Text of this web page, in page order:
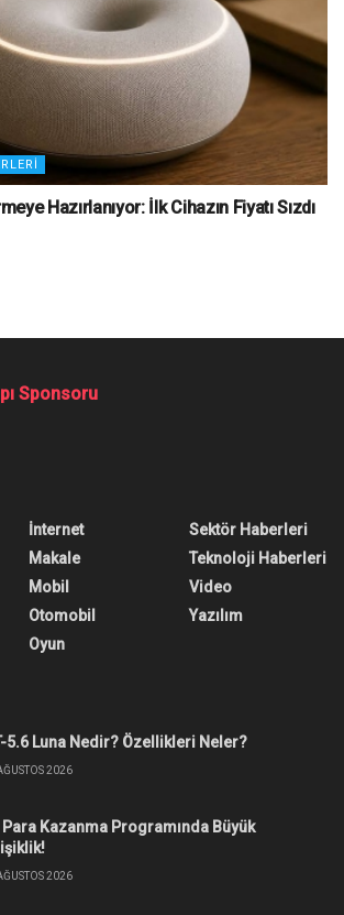
Hazırlanıyor: İlk Cihazın Fiyatı Sızdı
Sponsoru
İnternet
Makale
Mobil
Otomobil
Oyun
Sektör Haberleri
Teknoloji Haberleri
Video
Yazılım
5.6 Luna Nedir? Özellikleri Neler?
2026
Para Kazanma Programında Büyük
2026